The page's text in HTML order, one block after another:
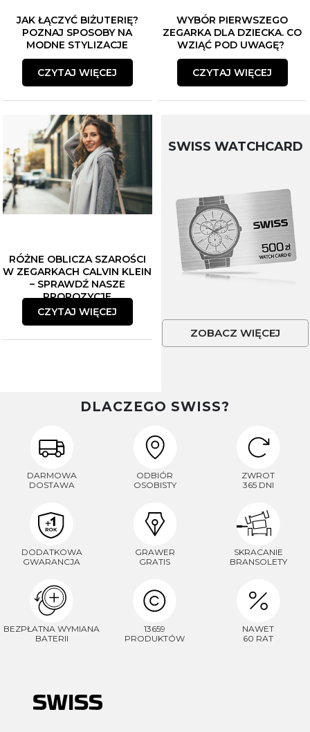
JAK ŁĄCZYĆ BIŻUTERIĘ?
POZNAJ SPOSOBY NA
MODNE STYLIZACJE
CZYTAJ WIĘCEJ
WYBÓR PIERWSZEGO
ZEGARKA DLA DZIECKA. CO
WZIĄĆ POD UWAGĘ?
CZYTAJ WIĘCEJ
RÓŻNE OBLICZA SZAROŚCI
W ZEGARKACH CALVIN KLEIN
– SPRAWDŹ NASZE
PROPOZYCJE
CZYTAJ WIĘCEJ
SWISS WATCHCARD
ZOBACZ WIĘCEJ
DLACZEGO SWISS?
DARMOWA
DOSTAWA
ODBIÓR
OSOBISTY
ZWROT
365 DNI
DODATKOWA
GWARANCJA
GRAWER
GRATIS
SKRACANIE
BRANSOLETY
BEZPŁATNA WYMIANA
BATERII
13659
PRODUKTÓW
NAWET
60 RAT